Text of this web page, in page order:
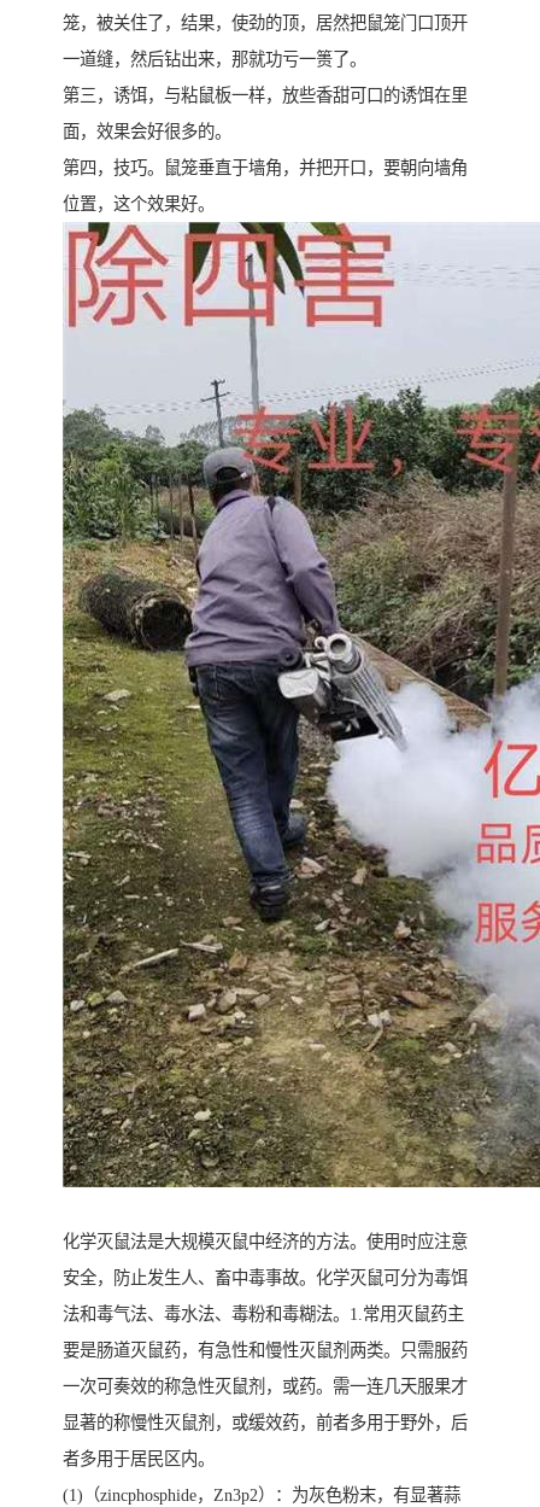
笼，被关住了，结果，使劲的顶，居然把鼠笼门口顶开
一道缝，然后钻出来，那就功亏一篑了。
第三，诱饵，与粘鼠板一样，放些香甜可口的诱饵在里
面，效果会好很多的。
第四，技巧。鼠笼垂直于墙角，并把开口，要朝向墙角
位置，这个效果好。
化学灭鼠法是大规模灭鼠中经济的方法。使用时应注意
安全，防止发生人、畜中毒事故。化学灭鼠可分为毒饵
法和毒气法、毒水法、毒粉和毒糊法。1.常用灭鼠药主
要是肠道灭鼠药，有急性和慢性灭鼠剂两类。只需服药
一次可奏效的称急性灭鼠剂，或药。需一连几天服果才
显著的称慢性灭鼠剂，或缓效药，前者多用于野外，后
者多用于居民区内。
(1)（zincphosphide，Zn3p2）：为灰色粉末，有显著蒜